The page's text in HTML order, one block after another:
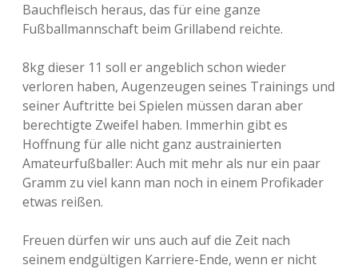
Bauchfleisch heraus, das für eine ganze
Fußballmannschaft beim Grillabend reichte.
8kg dieser 11 soll er angeblich schon wieder
verloren haben, Augenzeugen seines Trainings und
seiner Auftritte bei Spielen müssen daran aber
berechtigte Zweifel haben. Immerhin gibt es
Hoffnung für alle nicht ganz austrainierten
Amateurfußballer: Auch mit mehr als nur ein paar
Gramm zu viel kann man noch in einem Profikader
etwas reißen.
Freuen dürfen wir uns auch auf die Zeit nach
seinem endgültigen Karriere-Ende, wenn er nicht